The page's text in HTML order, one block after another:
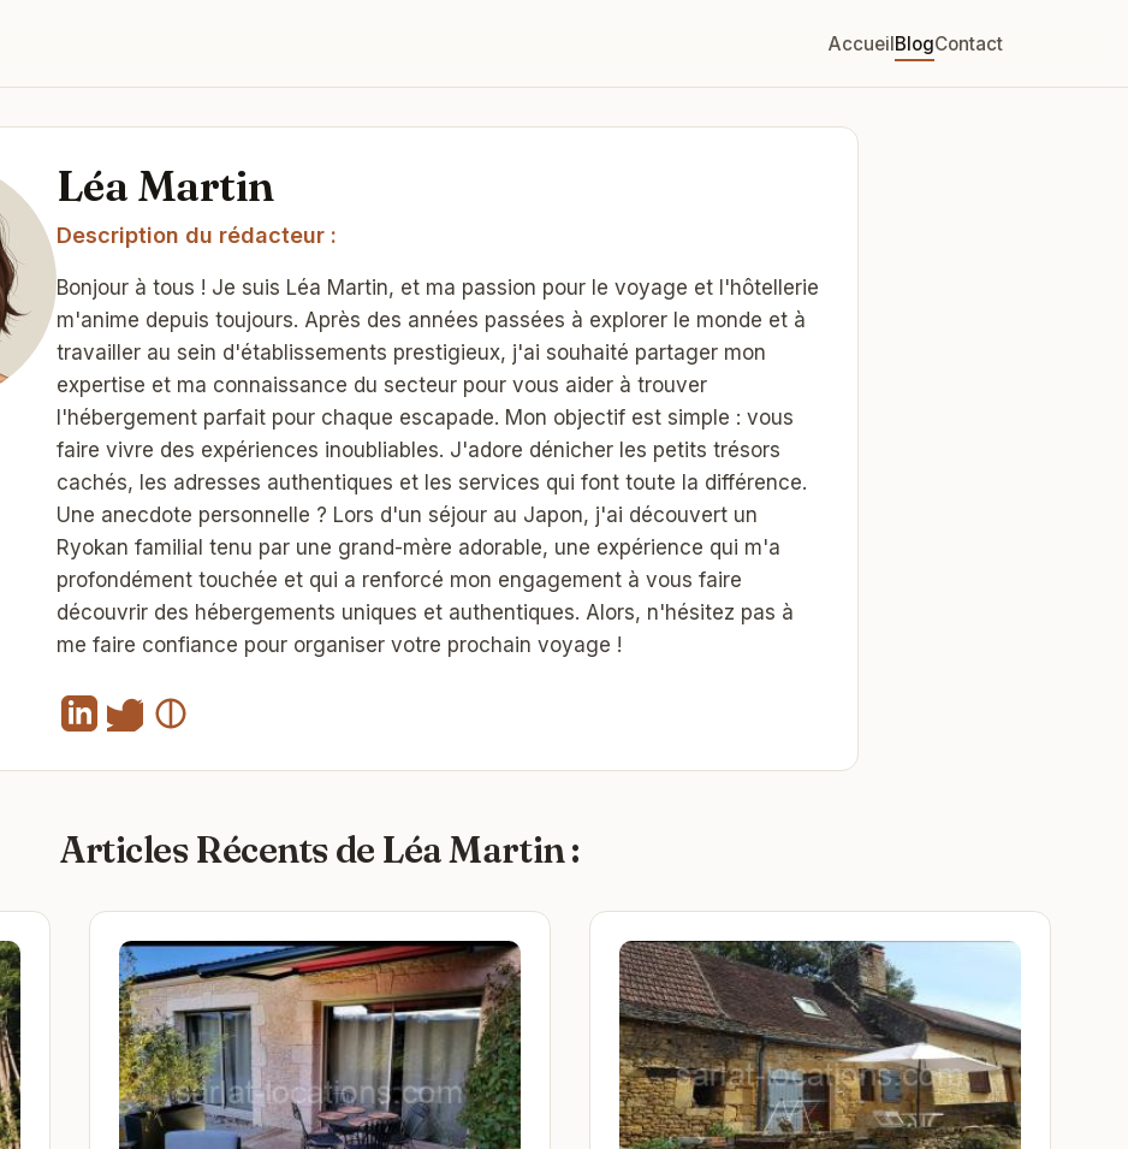
AccueilBlogContact
Léa Martin
Description du rédacteur :
Bonjour à tous ! Je suis Léa Martin, et ma passion pour le voyage et l'hôtellerie
m'anime depuis toujours. Après des années passées à explorer le monde et à
travailler au sein d'établissements prestigieux, j'ai souhaité partager mon
expertise et ma connaissance du secteur pour vous aider à trouver
l'hébergement parfait pour chaque escapade. Mon objectif est simple : vous
faire vivre des expériences inoubliables. J'adore dénicher les petits trésors
cachés, les adresses authentiques et les services qui font toute la différence.
Une anecdote personnelle ? Lors d'un séjour au Japon, j'ai découvert un
Ryokan familial tenu par une grand-mère adorable, une expérience qui m'a
profondément touchée et qui a renforcé mon engagement à vous faire
découvrir des hébergements uniques et authentiques. Alors, n'hésitez pas à
me faire confiance pour organiser votre prochain voyage !
Articles Récents de Léa Martin :